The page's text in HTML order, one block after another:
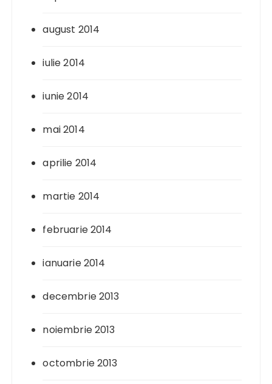
august 2014
iulie 2014
iunie 2014
mai 2014
aprilie 2014
martie 2014
februarie 2014
ianuarie 2014
decembrie 2013
noiembrie 2013
octombrie 2013